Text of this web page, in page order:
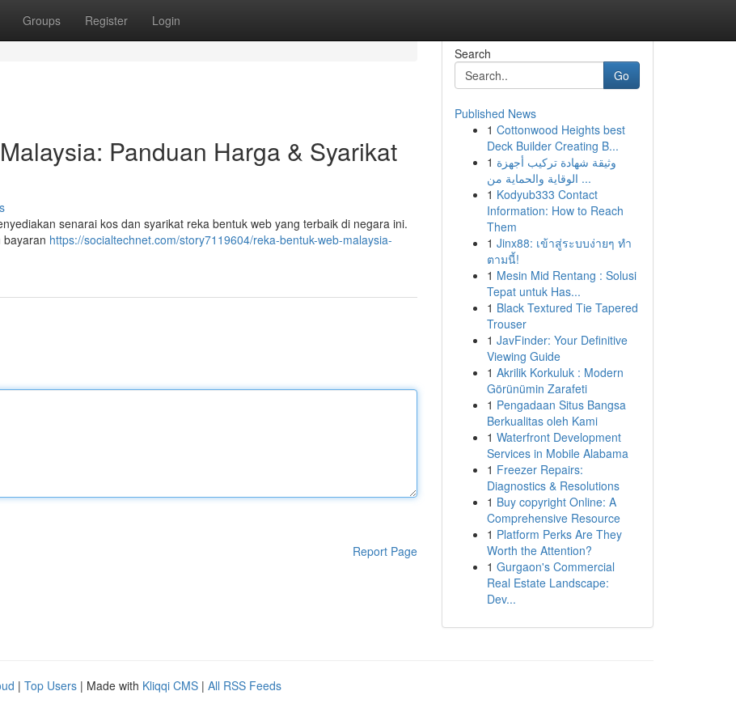
Groups Register Login
Panduan Harga & Syarikat
senarai kos dan syarikat reka bentuk web yang terbaik di negara ini.
bayaran https://socialtechnet.com/story7119604/reka-bentuk-web-malaysia-
Report Page
Search
Go
Published News
1 Cottonwood Heights best
Deck Builder Creating B...
1 وثيقة شهادة تركيب أجهزة
الوقاية والحماية من ...
1 Kodyub333 Contact
Information: How to Reach
Them
1 Jinx88: เข้าสู่ระบบง่ายๆ ทำ
ตามนี้!
1 Mesin Mid Rentang : Solusi
Tepat untuk Has...
1 Black Textured Tie Tapered
Trouser
1 JavFinder: Your Definitive
Viewing Guide
1 Akrilik Korkuluk : Modern
Görünümin Zarafeti
1 Pengadaan Situs Bangsa
Berkualitas oleh Kami
1 Waterfront Development
Services in Mobile Alabama
1 Freezer Repairs:
Diagnostics & Resolutions
1 Buy copyright Online: A
Comprehensive Resource
1 Platform Perks Are They
Worth the Attention?
1 Gurgaon's Commercial
Real Estate Landscape:
Dev...
| Top Users | Made with Kliqqi CMS | All RSS Feeds